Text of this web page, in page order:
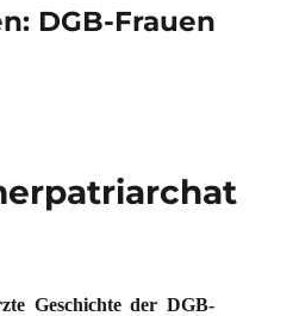
DGB-Frauen
Geschichte der DGB-